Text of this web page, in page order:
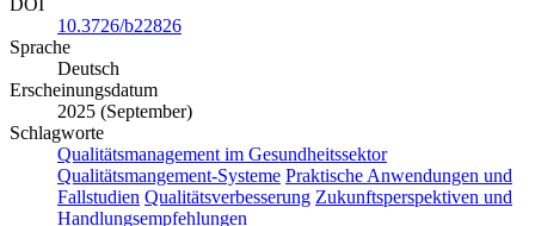
DOI
10.3726/b22826
Sprache
Deutsch
Erscheinungsdatum
2025 (September)
Schlagworte
Qualitätsmanagement im Gesundheitssektor
Qualitätsmangement-Systeme Praktische Anwendungen und
Fallstudien Qualitätsverbesserung Zukunftsperspektiven und
Handlungsempfehlungen